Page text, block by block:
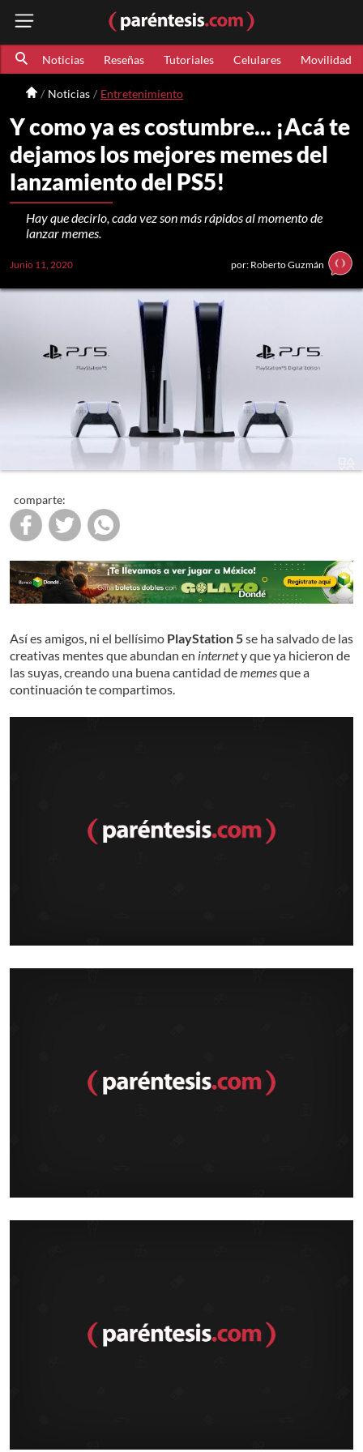
Noticias Reseñas Tutoriales Celulares Movilidad
Noticias Entretenimiento
Y como ya es costumbre... ¡Acá te
dejamos los mejores memes del
lanzamiento del PS5!
Hay que decirlo, cada vez son más rápidos al momento de
lanzar memes.
Junio 11, 2020 por: Roberto Guzmán
comparte:
Así es amigos, ni el bellísimo PlayStation 5se ha salvado de las
creativas mentes que abundan en internety que ya hicieron de
las suyas, creando una buena cantidad dememesque a
continuación te compartimos.